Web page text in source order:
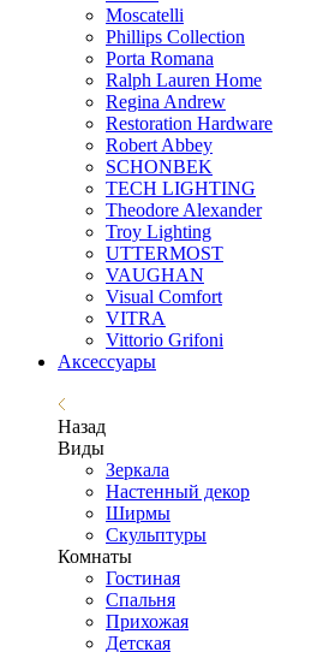
Moscatelli
Phillips Collection
Porta Romana
Ralph Lauren Home
Regina Andrew
Restoration Hardware
Robert Abbey
SCHONBEK
TECH LIGHTING
Theodore Alexander
Troy Lighting
UTTERMOST
VAUGHAN
Visual Comfort
VITRA
Vittorio Grifoni
Аксессуары
Назад
Виды
Зеркала
Настенный декор
Ширмы
Скульптуры
Комнаты
Гостиная
Спальня
Прихожая
Детская